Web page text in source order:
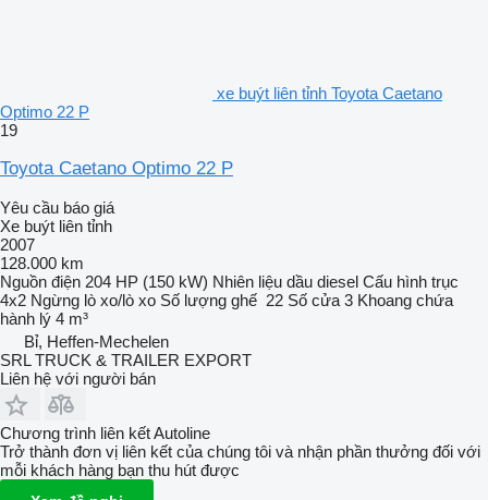
xe buýt liên tỉnh Toyota Caetano
Optimo 22 P
19
Toyota Caetano Optimo 22 P
Yêu cầu báo giá
Xe buýt liên tỉnh
2007
128.000 km
Nguồn điện 204 HP (150 kW) Nhiên liệu dầu diesel Cấu hình trục
4x2 Ngừng lò xo/lò xo Số lượng ghế 22 Số cửa 3 Khoang chứa
hành lý 4 m³
Bỉ, Heffen-Mechelen
SRL TRUCK & TRAILER EXPORT
Liên hệ với người bán
Chương trình liên kết Autoline
Trở thành đơn vị liên kết của chúng tôi và nhận phần thưởng đối với
mỗi khách hàng bạn thu hút được